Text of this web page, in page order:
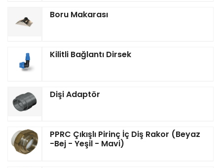
Boru Makarası
Kilitli Bağlantı Dirsek
Dişi Adaptör
PPRC Çıkışlı Pirinç İç Diş Rakor (Beyaz
-Bej - Yeşil - Mavi)